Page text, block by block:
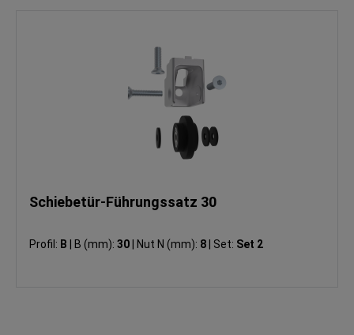
Schiebetür-Führungssatz 30
Profil: B B (mm): 30 Nut N (mm): 8 Set: Set 2